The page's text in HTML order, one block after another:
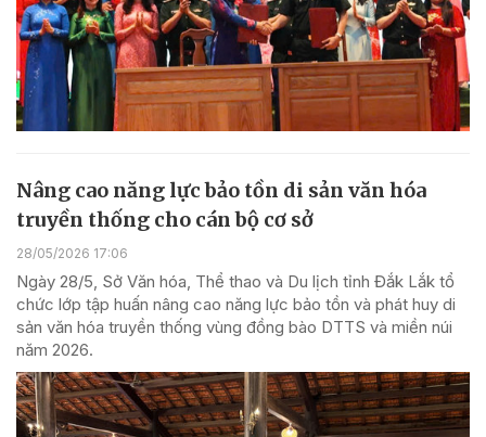
Nâng cao năng lực bảo tồn di sản văn hóa
truyền thống cho cán bộ cơ sở
28/05/2026 17:06
Ngày 28/5, Sở Văn hóa, Thể thao và Du lịch tỉnh Đắk Lắk tổ
chức lớp tập huấn nâng cao năng lực bảo tồn và phát huy di
sản văn hóa truyền thống vùng đồng bào DTTS và miền núi
năm 2026.